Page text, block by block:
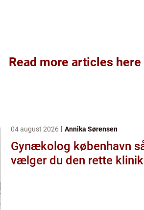
Read more articles here
04 august 2026 Annika Sørensen
Gynækolog københavn sådan
vælger du den rette klinik